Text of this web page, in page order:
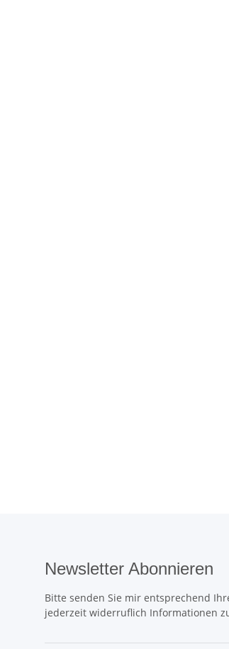
Newsletter Abonnieren
Bitte senden Sie mir entsprechend
jederzeit widerruflich Informationen